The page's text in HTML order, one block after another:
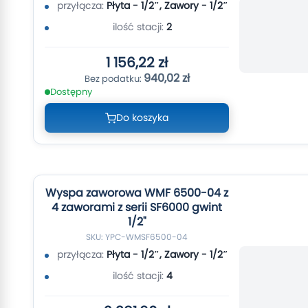
przyłącza: Płyta - 1/2″, Zawory - 1/2″
ilość stacji: 2
1 156,22 zł
940,02 zł
Dostępny
Do koszyka
Wyspa zaworowa WMF 6500-04 z
4 zaworami z serii SF6000 gwint
1/2"
SKU: YPC-WMSF6500-04
przyłącza: Płyta - 1/2″, Zawory - 1/2″
ilość stacji: 4